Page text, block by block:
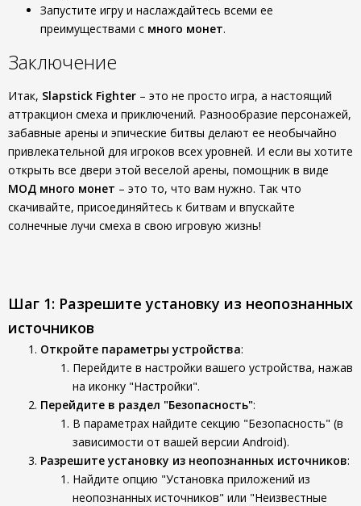
Запустите игру и наслаждайтесь всеми ее
преимуществами с много монет.
Заключение
Итак, Slapstick Fighter – это не просто игра, а настоящий
аттракцион смеха и приключений. Разнообразие персонажей,
забавные арены и эпические битвы делают ее необычайно
привлекательной для игроков всех уровней. И если вы хотите
открыть все двери этой веселой арены, помощник в виде
МОД много монет – это то, что вам нужно. Так что
скачивайте, присоединяйтесь к битвам и впускайте
солнечные лучи смеха в свою игровую жизнь!
Шаг 1: Разрешите установку из неопознанных
источников
Откройте параметры устройства:
Перейдите в настройки вашего устройства, нажав
на иконку "Настройки".
Перейдите в раздел "Безопасность":
В параметрах найдите секцию "Безопасность" (в
зависимости от вашей версии Android).
Разрешите установку из неопознанных источников:
Найдите опцию "Установка приложений из
неопознанных источников" или "Неизвестные